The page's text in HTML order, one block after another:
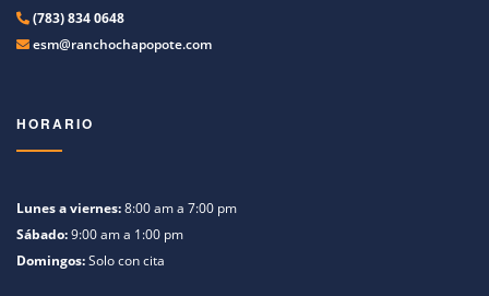
(783) 834 0648
esm@ranchochapopote.com
HORARIO
Lunes a viernes:8:00 am a 7:00 pm
Sábado:9:00 am a 1:00 pm
Domingos:Solo con cita